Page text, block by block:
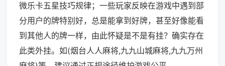
微乐卡五星技巧规律；一些玩家反映在游戏中遇到部
分用户的牌特别好，总是能拿到好牌，甚至好像能看
到其他人的牌一样，由此怀疑是不是有挂？确实存在
此类外挂。如(烟台人人麻将,九九山城麻将,九九万州